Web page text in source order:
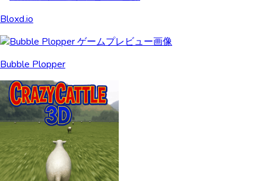
Bloxd.io
Bubble Plopper